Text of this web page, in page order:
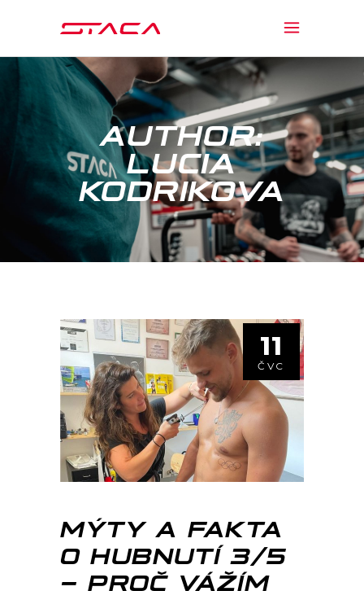
AUTHOR:
LUCIA
KODRIKOVA
11
ČVC
MÝTY A FAKTA
O HUBNUTÍ 3/5
– PROČ VÁŽÍM